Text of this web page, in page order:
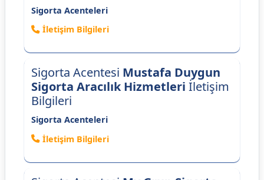
Sigorta Acenteleri
İletişim Bilgileri
Sigorta Acentesi Mustafa Duygun
Sigorta Aracılık Hizmetleri İletişim
Bilgileri
Sigorta Acenteleri
İletişim Bilgileri